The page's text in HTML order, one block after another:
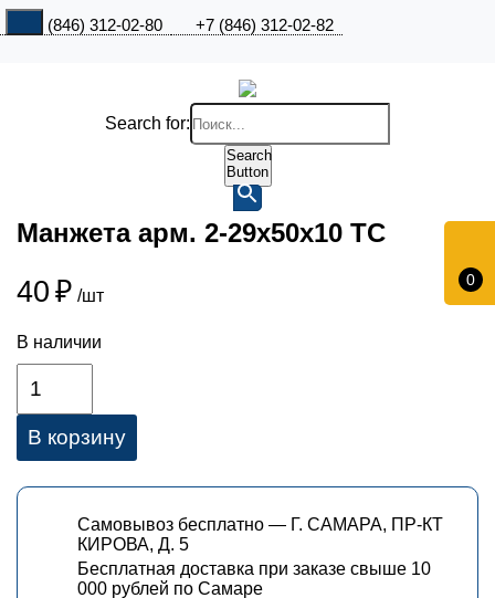
+7 (846) 312-02-80 +7 (846) 312-02-82
0
Search for:
Search
Button
Манжета арм. 2-29х50х10 ТС
40 ₽ /шт
В наличии
В корзину
Самовывоз бесплатно — Г. САМАРА, ПР-КТ
КИРОВА, Д. 5
Бесплатная доставка при заказе свыше 10
000 рублей по Самаре